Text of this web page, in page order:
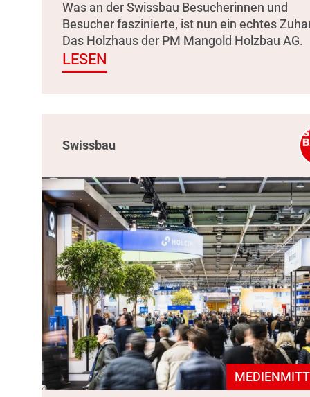
Was an der Swissbau Besucherinnen und
Besucher faszinierte, ist nun ein echtes
Das Holzhaus der PM Mangold Holzbau AG.
LESEN
Swissbau